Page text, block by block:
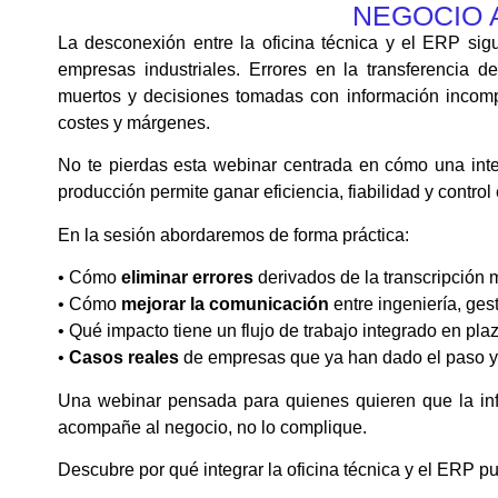
NEGOCIO
La desconexión entre la oficina técnica y el ERP
empresas industriales. Errores en la transferencia
muertos y decisiones tomadas con información
costes y márgenes.
No te pierdas esta webinar centrada en cómo una
producción permite ganar eficiencia, fiabilidad y control
En la sesión abordaremos de forma práctica:
• Cómo eliminar errores derivados de la transcripción
• Cómo mejorar la comunicación entre ingeniería,
• Qué impacto tiene un flujo de trabajo integrado en
• Casos reales de empresas que ya han dado el paso
Una webinar pensada para quienes quieren que la
acompañe al negocio, no lo complique.
Descubre por qué integrar la oficina técnica y el ERP